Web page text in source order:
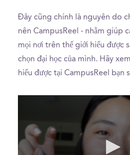
Đây cũng chính là nguyên do
nên CampusReel - nhằm giúp
mọi nơi trên thế giới hiểu được
chọn đại học của mình. Hãy
hiểu được tại CampusReel bạn